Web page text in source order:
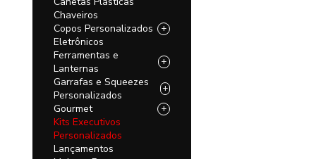
Chaveiros
Copos Personalizados
+
Eletrônicos
Ferramentas e
Lanternas
+
Garrafas e Squeezes
Personalizados
+
Gourmet +
Kits Executivos
Personalizados
Lançamentos